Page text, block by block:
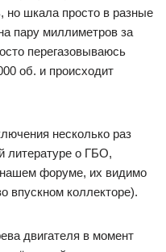
но шкала просто в разные
пару миллиметров за
перегазовываюсь
об. и происходит
несколько раз
литературе о ГБО,
форуме, их видимо
впускном коллекторе).
двигателя в момент